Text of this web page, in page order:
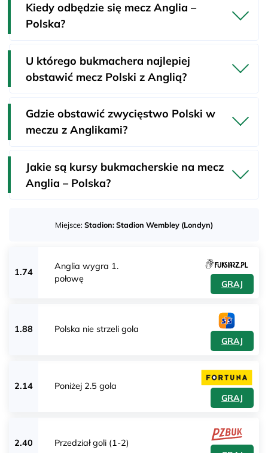
Kiedy odbędzie się mecz Anglia –
Polska?
U którego bukmachera najlepiej
obstawić mecz Polski z Anglią?
Gdzie obstawić zwycięstwo Polski w
meczu z Anglikami?
Jakie są kursy bukmacherskie na mecz
Anglia – Polska?
Miejsce: Stadion: Stadion Wembley (Londyn)
1.74
Anglia wygra 1.
połowę
GRAJ
1.88
Polska nie strzeli gola
GRAJ
2.14
Poniżej 2.5 gola
GRAJ
2.40
Przedział goli (1-2)